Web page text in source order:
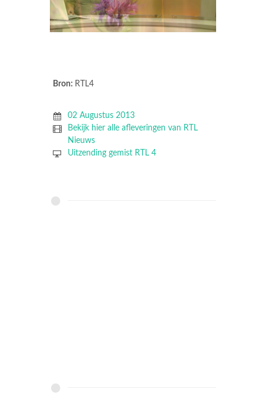
Bron: RTL4
02 Augustus 2013
Bekijk hier alle afleveringen van RTL
Nieuws
Uitzending gemist RTL 4